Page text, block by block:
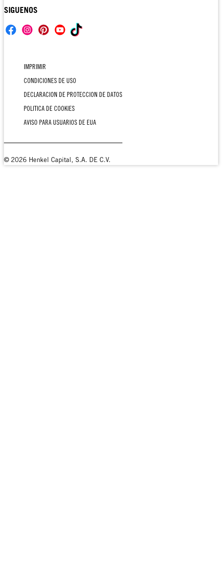
SIGUENOS
IMPRIMIR
CONDICIONES DE USO
DECLARACION DE PROTECCION DE DATOS
POLITICA DE COOKIES
AVISO PARA USUARIOS DE EUA
© 2026 Henkel Capital, S.A. DE C.V.